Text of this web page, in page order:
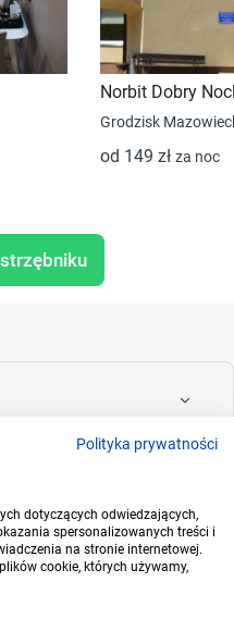
Norbit Dobry
Grodzisk
od 149 zł za noc
Polityka prywatności
dotyczących odwiedzających,
spersonalizowanych treści i
na stronie internetowej.
cookie, których używamy,